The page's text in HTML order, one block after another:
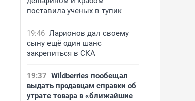
поставила ученых в тупик
19:46 Ларионов дал своему
сыну ещё один шанс
закрепиться в СКА
19:37 Wildberries пообещал
выдать продавцам справки об
утрате товара в «ближайшие